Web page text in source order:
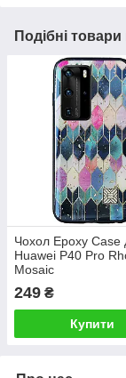
Подібні товари
Чохол Epoxy Case
Huawei P40 Pro
Mosaic
249 ₴
Купити